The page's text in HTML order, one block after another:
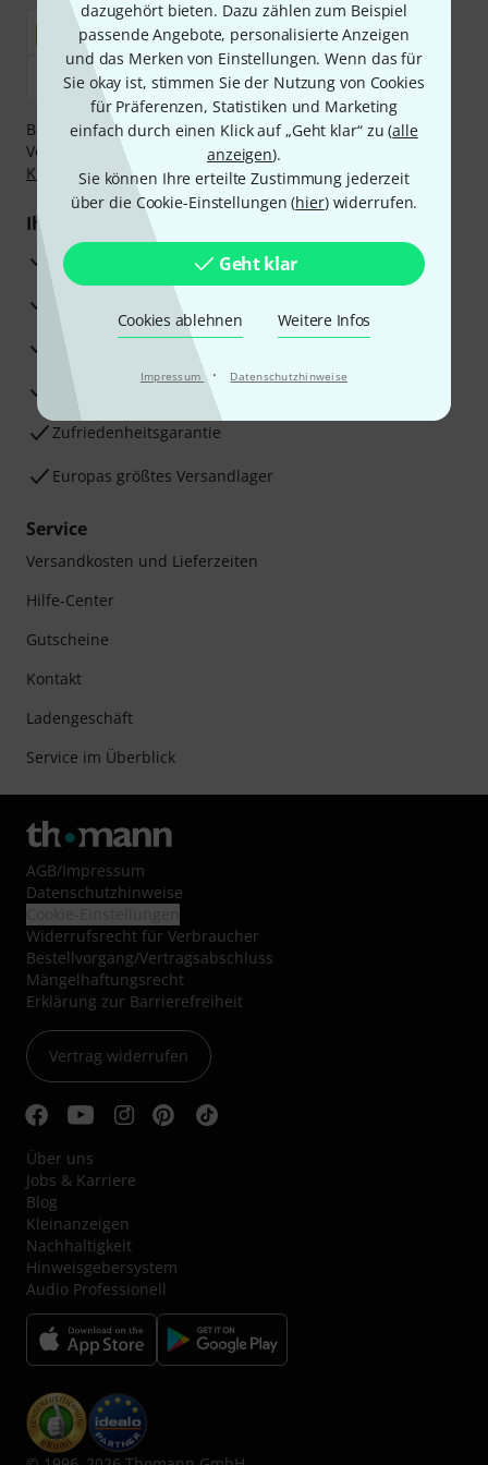
dazugehört bieten. Dazu zählen zum Beispiel
passende Angebote, personalisierte Anzeigen
und das Merken von Einstellungen. Wenn das für
Sie okay ist, stimmen Sie der Nutzung von Cookies
für Präferenzen, Statistiken und Marketing
einfach durch einen Klick auf „Geht klar“ zu (alle
anzeigen).
Sie können Ihre erteilte Zustimmung jederzeit
über die Cookie-Einstellungen (hier) widerrufen.
Geht klar
Cookies ablehnen Weitere Infos
Impressum · Datenschutzhinweise
Bezahlen Sie vertraulich und sicher per Nachnahme,
Vorkasse, PayPal, Amazon Pay,Klarna Sofort bezahlen
Klarna Ratenzahlungoder Kreditkarte.
Ihre Vorteile
3 Jahre Thomann Garantie
30 Tage Money-Back-Garantie
Reparaturservice
Beratung durch Fachexperten
Zufriedenheitsgarantie
Europas größtes Versandlager
Service
Versandkosten und Lieferzeiten
Hilfe-Center
Gutscheine
Kontakt
Ladengeschäft
Service im Überblick
AGB/Impressum
Datenschutzhinweise
Widerrufsrecht für Verbraucher
Bestellvorgang/Vertragsabschluss
Mängelhaftungsrecht
Erklärung zur Barrierefreiheit
Vertrag widerrufen
Über uns
Jobs & Karriere
Blog
Kleinanzeigen
Nachhaltigkeit
Hinweisgebersystem
Audio Professionell